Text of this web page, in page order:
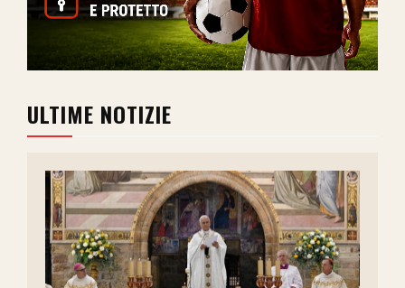
ULTIME NOTIZIE